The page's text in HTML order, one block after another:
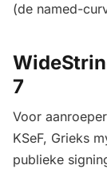
(de named-
7
Voor
KSeF, Grieks
publieke